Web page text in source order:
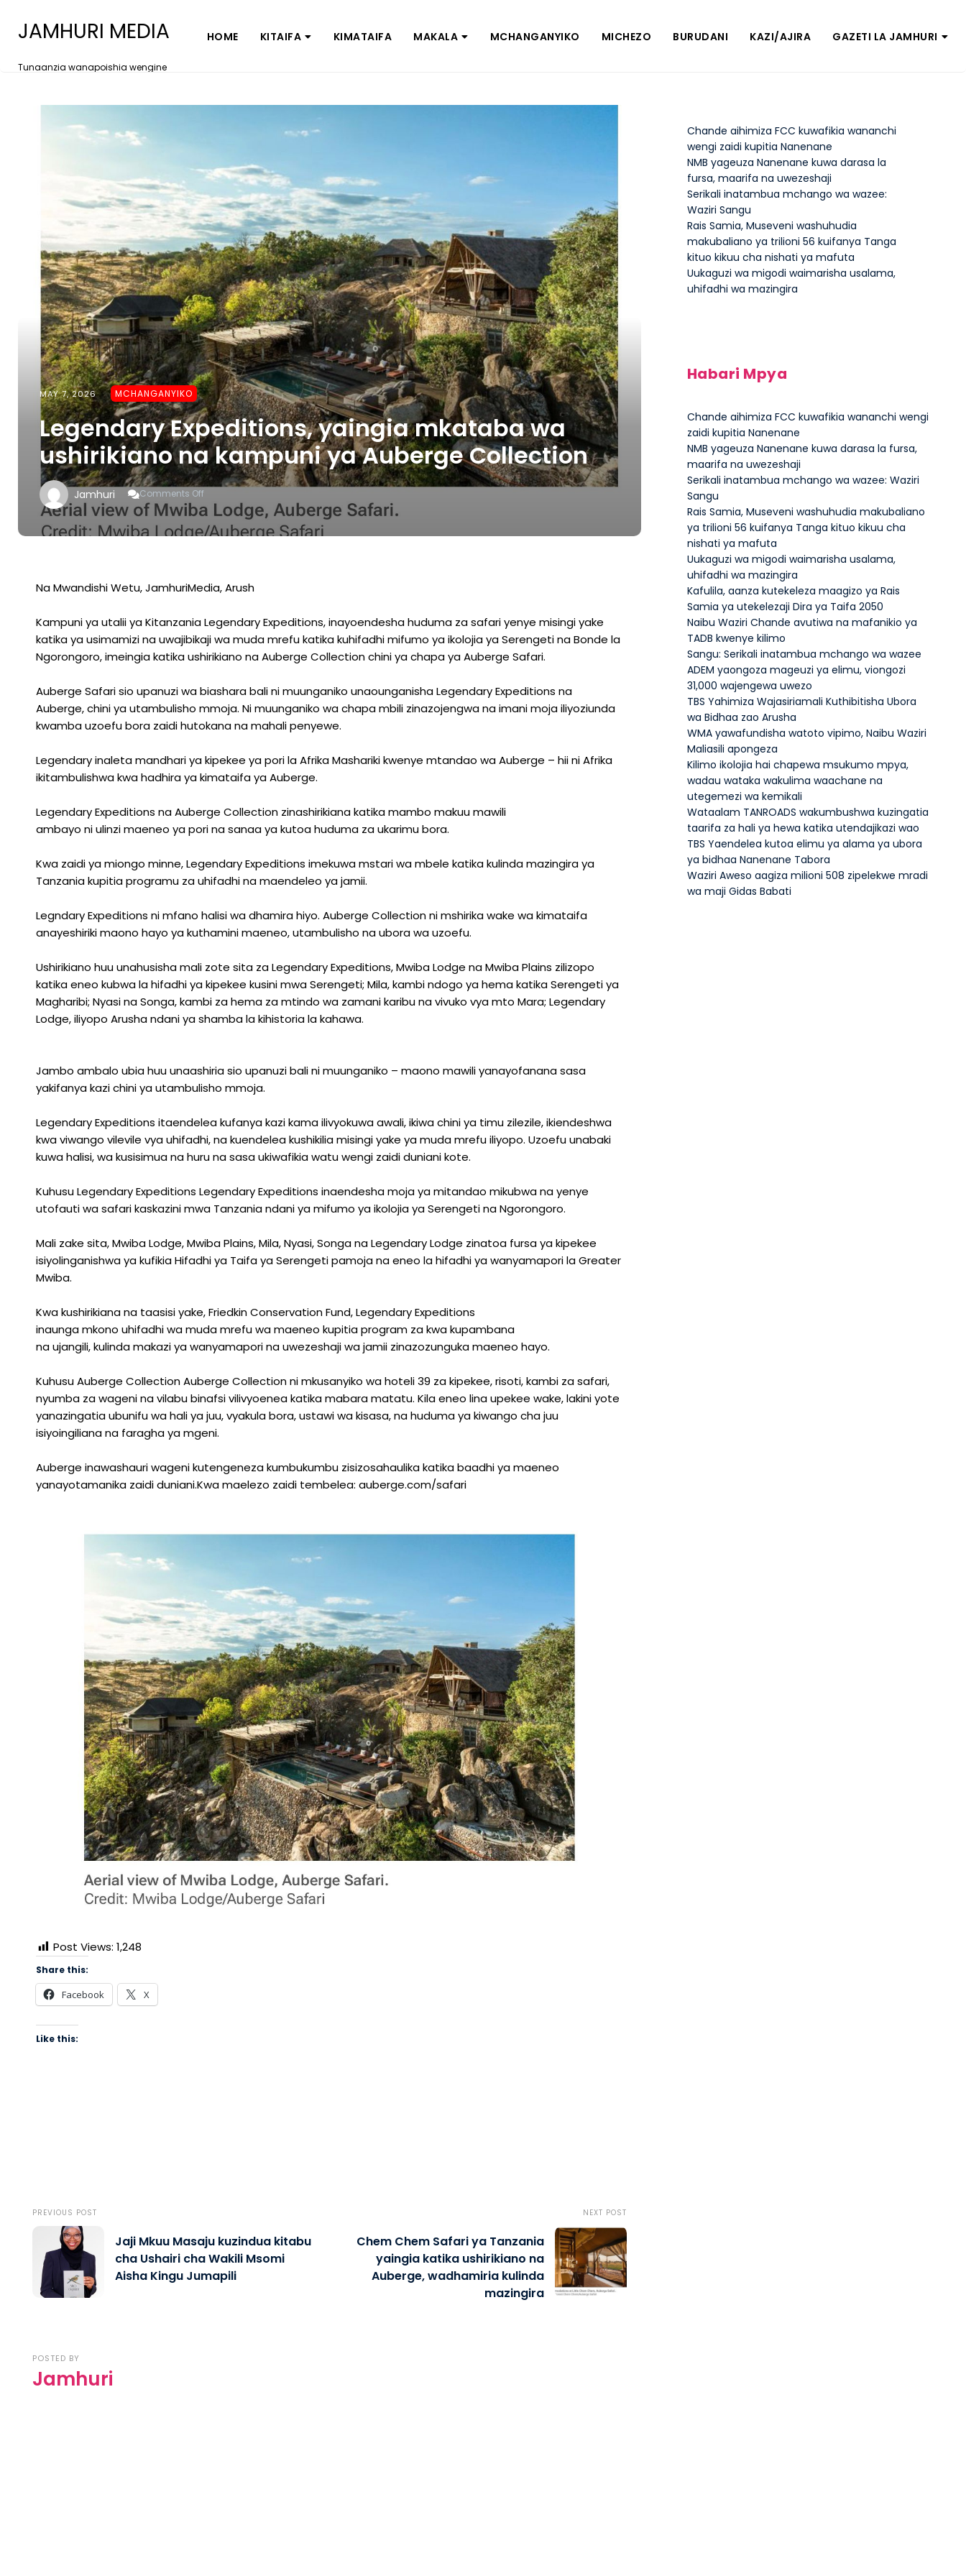
JAMHURI MEDIA
Tunaanzia wanapoishia wengine
HOME KITAIFA KIMATAIFA MAKALA MCHANGANYIKO MICHEZO BURUDANI KAZI/AJIRA GAZETI LA JAMHURI
MAY 7, 2026 MCHANGANYIKO
Legendary Expeditions, yaingia mkataba wa
ushirikiano na kampuni ya Auberge Collection
Jamhuri Comments Off
On
Legendary
Expeditions,
Yaingia
Na
Kampuni
Auberge
Collection
Na Mwandishi Wetu, JamhuriMedia, Arush
Kampuni ya utalii ya Kitanzania Legendary Expeditions, inayoendesha huduma za safari yenye misingi yake
katika ya usimamizi na uwajibikaji wa muda mrefu katika kuhifadhi mifumo ya ikolojia ya Serengeti na Bonde la
Ngorongoro, imeingia katika ushirikiano na Auberge Collection chini ya chapa ya Auberge Safari.
Auberge Safari sio upanuzi wa biashara bali ni muunganiko unaounganisha Legendary Expeditions na
Auberge, chini ya utambulisho mmoja. Ni muunganiko wa chapa mbili zinazojengwa na imani moja iliyoziunda
kwamba uzoefu bora zaidi hutokana na mahali penyewe.
Legendary inaleta mandhari ya kipekee ya pori la Afrika Mashariki kwenye mtandao wa Auberge – hii ni Afrika
ikitambulishwa kwa hadhira ya kimataifa ya Auberge.
Legendary Expeditions na Auberge Collection zinashirikiana katika mambo makuu mawili
ambayo ni ulinzi maeneo ya pori na sanaa ya kutoa huduma za ukarimu bora.
Kwa zaidi ya miongo minne, Legendary Expeditions imekuwa mstari wa mbele katika kulinda mazingira ya
Tanzania kupitia programu za uhifadhi na maendeleo ya jamii.
Legndary Expeditions ni mfano halisi wa dhamira hiyo. Auberge Collection ni mshirika wake wa kimataifa
anayeshiriki maono hayo ya kuthamini maeneo, utambulisho na ubora wa uzoefu.
Ushirikiano huu unahusisha mali zote sita za Legendary Expeditions, Mwiba Lodge na Mwiba Plains zilizopo
katika eneo kubwa la hifadhi ya kipekee kusini mwa Serengeti; Mila, kambi ndogo ya hema katika Serengeti ya
Magharibi; Nyasi na Songa, kambi za hema za mtindo wa zamani karibu na vivuko vya mto Mara; Legendary
Lodge, iliyopo Arusha ndani ya shamba la kihistoria la kahawa.
Jambo ambalo ubia huu unaashiria sio upanuzi bali ni muunganiko – maono mawili yanayofanana sasa
yakifanya kazi chini ya utambulisho mmoja.
Legendary Expeditions itaendelea kufanya kazi kama ilivyokuwa awali, ikiwa chini ya timu zilezile, ikiendeshwa
kwa viwango vilevile vya uhifadhi, na kuendelea kushikilia misingi yake ya muda mrefu iliyopo. Uzoefu unabaki
kuwa halisi, wa kusisimua na huru na sasa ukiwafikia watu wengi zaidi duniani kote.
Kuhusu Legendary Expeditions Legendary Expeditions inaendesha moja ya mitandao mikubwa na yenye
utofauti wa safari kaskazini mwa Tanzania ndani ya mifumo ya ikolojia ya Serengeti na Ngorongoro.
Mali zake sita, Mwiba Lodge, Mwiba Plains, Mila, Nyasi, Songa na Legendary Lodge zinatoa fursa ya kipekee
isiyolinganishwa ya kufikia Hifadhi ya Taifa ya Serengeti pamoja na eneo la hifadhi ya wanyamapori la Greater
Mwiba.
Kwa kushirikiana na taasisi yake, Friedkin Conservation Fund, Legendary Expeditions
inaunga mkono uhifadhi wa muda mrefu wa maeneo kupitia program za kwa kupambana
na ujangili, kulinda makazi ya wanyamapori na uwezeshaji wa jamii zinazozunguka maeneo hayo.
Kuhusu Auberge Collection Auberge Collection ni mkusanyiko wa hoteli 39 za kipekee, risoti, kambi za safari,
nyumba za wageni na vilabu binafsi vilivyoenea katika mabara matatu. Kila eneo lina upekee wake, lakini yote
yanazingatia ubunifu wa hali ya juu, vyakula bora, ustawi wa kisasa, na huduma ya kiwango cha juu
isiyoingiliana na faragha ya mgeni.
Auberge inawashauri wageni kutengeneza kumbukumbu zisizosahaulika katika baadhi ya maeneo
yanayotamanika zaidi duniani.Kwa maelezo zaidi tembelea: auberge.com/safari
Post Views: 1,248
Share this:
Facebook X
Like this:
PREVIOUS POST
Jaji Mkuu Masaju kuzindua kitabu
cha Ushairi cha Wakili Msomi
Aisha Kingu Jumapili
NEXT POST
Chem Chem Safari ya Tanzania
yaingia katika ushirikiano na
Auberge, wadhamiria kulinda
mazingira
POSTED BY
Jamhuri
Chande aihimiza FCC kuwafikia wananchi
wengi zaidi kupitia Nanenane
NMB yageuza Nanenane kuwa darasa la
fursa, maarifa na uwezeshaji
Serikali inatambua mchango wa wazee:
Waziri Sangu
Rais Samia, Museveni washuhudia
makubaliano ya trilioni 56 kuifanya Tanga
kituo kikuu cha nishati ya mafuta
Uukaguzi wa migodi waimarisha usalama,
uhifadhi wa mazingira
Habari Mpya
Chande aihimiza FCC kuwafikia wananchi wengi
zaidi kupitia Nanenane
NMB yageuza Nanenane kuwa darasa la fursa,
maarifa na uwezeshaji
Serikali inatambua mchango wa wazee: Waziri
Sangu
Rais Samia, Museveni washuhudia makubaliano
ya trilioni 56 kuifanya Tanga kituo kikuu cha
nishati ya mafuta
Uukaguzi wa migodi waimarisha usalama,
uhifadhi wa mazingira
Kafulila, aanza kutekeleza maagizo ya Rais
Samia ya utekelezaji Dira ya Taifa 2050
Naibu Waziri Chande avutiwa na mafanikio ya
TADB kwenye kilimo
Sangu: Serikali inatambua mchango wa wazee
ADEM yaongoza mageuzi ya elimu, viongozi
31,000 wajengewa uwezo
TBS Yahimiza Wajasiriamali Kuthibitisha Ubora
wa Bidhaa zao Arusha
WMA yawafundisha watoto vipimo, Naibu Waziri
Maliasili apongeza
Kilimo ikolojia hai chapewa msukumo mpya,
wadau wataka wakulima waachane na
utegemezi wa kemikali
Wataalam TANROADS wakumbushwa kuzingatia
taarifa za hali ya hewa katika utendajikazi wao
TBS Yaendelea kutoa elimu ya alama ya ubora
ya bidhaa Nanenane Tabora
Waziri Aweso aagiza milioni 508 zipelekwe mradi
wa maji Gidas Babati